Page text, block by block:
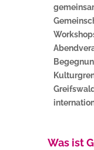
Was ist